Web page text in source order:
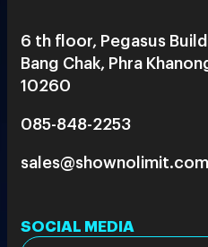
6 th floor, Pegasus
Bang Chak, Phra
10260
085-848-2253
sales@shownolimit.com
SOCIAL MEDIA